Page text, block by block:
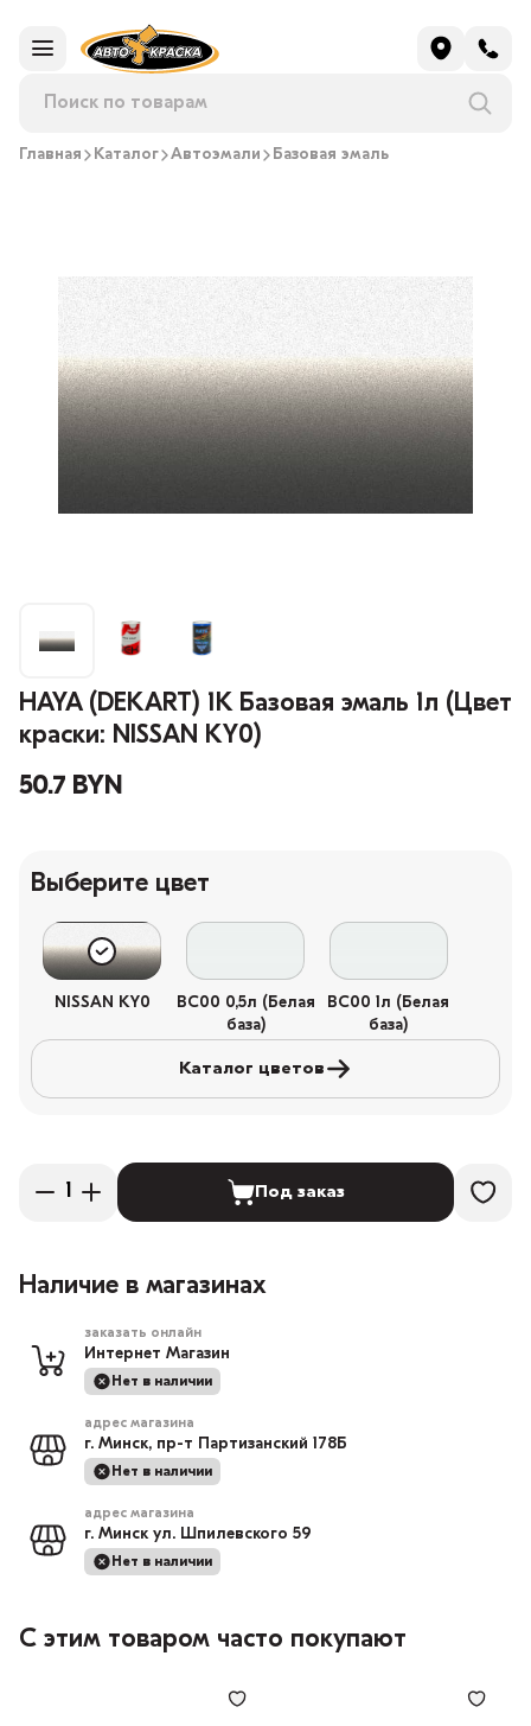
Главная Каталог Автоэмали Базовая эмаль
HAYA (DEKART) 1К Базовая эмаль 1л (Цвет
краски: NISSAN KY0)
50.7 BYN
Выберите цвет
NISSAN KY0
BC00 0,5л (Белая
база)
BC00 1л (Белая
база)
Каталог цветов
Под заказ
Наличие в магазинах
заказать онлайн
Интернет Магазин
Нет в наличии
адрес магазина
г. Минск, пр-т Партизанский 178Б
Нет в наличии
адрес магазина
г. Минск ул. Шпилевского 59
Нет в наличии
С этим товаром часто покупают